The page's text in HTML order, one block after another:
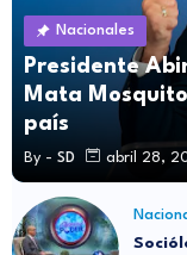
Nacionales
Presidente
Mata
país
By - SD abril 28,